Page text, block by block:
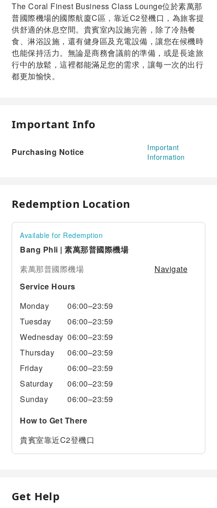
The Coral Finest Business Class Lounge位於素萬那
普國際機場的國際航廈C區，靠近C2登機口，為旅客提
供舒適的休息空間。貴賓室內設施完善，除了冷熱餐
食、淋浴設施，還有健身區及充電設備，讓您在候機時
也能保持活力。無論是商務會議前的準備，或是長途旅
行中的放鬆，這裡都能滿足您的需求，讓每一次的出行
都更加愉快。
Important Info
Purchasing Notice
Important
Information
Redemption Location
Available for Redemption
Bang Phli | 素萬那普國際機場
素萬那普國際機場
Navigate
Service Hours
Monday
06:00–23:59
Tuesday
06:00–23:59
Wednesday 06:00–23:59
Thursday
06:00–23:59
Friday
06:00–23:59
Saturday
06:00–23:59
Sunday
06:00–23:59
How to Get There
貴賓室靠近C2登機口
Get Help